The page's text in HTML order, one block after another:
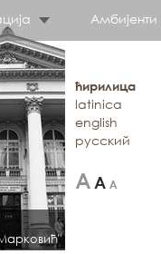
Амбијенти
ћирилица
latinica
english
русский